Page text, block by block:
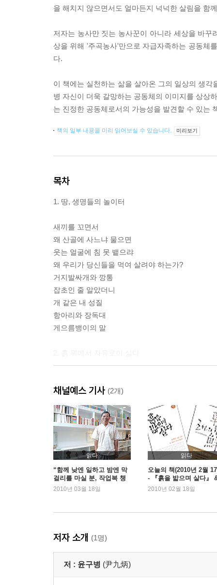
을 해치지 않으면서도 얼마든지 넉넉한 살림을 함
저자는 농사만 짓는 농사꾼이 아니라 세상을 바
상을 위해 '주곡농사'만으로 자급자족하는 공동체
다.
이 책에는 실천하는 삶을 살아온 그의 일상의 생
병 자신이 더욱 갈망하는 공동체의 이미지를 상상
는 진정한 공동체로서의 가능성을 발견할 수 있는
책의 일부 내용을 미리 읽어보실 수 있습니다. 미리보기
목차
1. 땅, 생명들의 놀이터
새끼를 꼬면서
왜 산골에 사느냐 물으면
웃는 얼굴에 침 못 뱉으랴
왜 우리가 당신들을 먹여 살려야 하는가?
거지발싸개와 깡통
잡초인 줄 알았더니
개 같은 내 성질
항아리와 장독대
게으름뱅이의 말
아! 뿌리 깊은 나무
조그마한 내 꿈 하나
소박한 농부의 꿈
사랑과 전쟁
사랑하며 사는 길
여자는 남자담게, 남자는 여자답게
참된 남자
아버지가 나래에게
부처님, ‘행복수’ 마쳤습니다
어느 바보의 죽음
구름 가듯, 물 흐르듯
시장과 범죄
채널예스 기사 (2개)
읽다
“함께 낮엔 일하고 밤엔 막
걸리를 마실 분, 작업복 챙
겨서 변산으로 오세요” -
2010년 03월 18일
읽다
오늘의 책(2010년 2월
- 『흙을 밟으며 살다』
『조선의 힘』
2010년 02월 18일
저자 소개 (1명)
저 : 윤구병 (尹九炳)